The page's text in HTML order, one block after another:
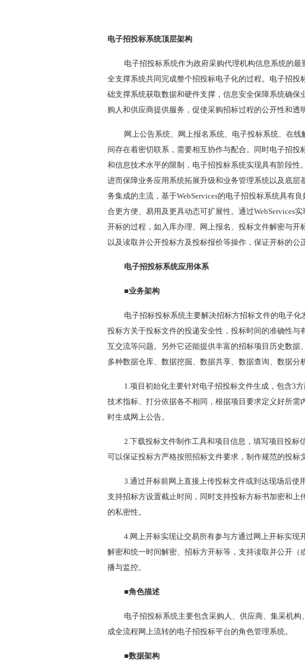
电子招投标系统顶层架构
电子招投标系统作为政府采购代理机构信息系统的
全支撑系统共同完成整个招投标电子化的过程。电子招
础支撑系统获取数据和硬件支撑，信息安全保障系统确
购人和供应商提供服务，促使采购招标过程的公开性和透
网上公告系统、网上报名系统、电子投标系统、在
间存在着密切联系，需要相互协作与配合。同时电子招
和信息技术水平的限制，电子招投标系统实现具有阶段性
进而保障业务应用系统拓展升级和业务管理系统以及底层
务集成的主流，基于WebServices的电子招投标系统具有
合更方便、易用及更具动态可扩展性。通过WebServices
开标的过程，如入库办理、网上报名、投标文件解密与开
以及读取并公开投标方及投标报价等操作，保证开标的公
电子招投标系统应用体系
■业务架构
电子招标投标系统主要解决招标方招标文件的电子
投标方关于投标文件的投递安全性，投标时间的准确性
互交流等问题。另外它还能提供丰富的招标项目历史数
多种数据仓库、数据挖掘、数据共享、数据查询、数据分
1.项目初始化主要针对电子招投标文件生成，包含3
技术指标、打分依据各不相同，根据项目要求定义好所
时生成网上公告。
2.下载投标文件制作工具和项目信息，填写项目投标
可以保证投标方严格按照招标文件要求，制作规范的投标
3.通过开标前网上直接上传投标文件或到达现场后使
支持招标方设置截止时间，同时支持投标方标书加密和
的私密性。
4.网上开标实现让交易所有参与方通过网上开标实
解密和统一时间解密、招标方开标等，支持读取并公开
播与监控。
■角色描述
电子招投标系统主要包含采购人、供应商、集采机
成全流程网上流转的电子招投标平台的角色管理系统。
■数据架构